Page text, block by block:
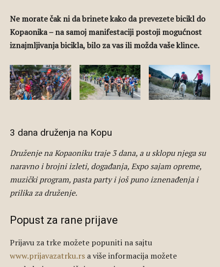
Ne morate čak ni da brinete kako da prevezete bicikl do
Kopaonika – na samoj manifestaciji postoji mogućnost
iznajmljivanja bicikla, bilo za vas ili možda vaše klince.
3 dana druženja na Kopu
Druženje na Kopaoniku traje 3 dana, a u sklopu njega su
naravno i brojni izleti, događanja, Expo sajam opreme,
muzički program, pasta party i još puno iznenađenja i
prilika za druženje.
Popust za rane prijave
Prijavu za trke možete popuniti na sajtu
www.prijavazatrku.rs a više informacija možete